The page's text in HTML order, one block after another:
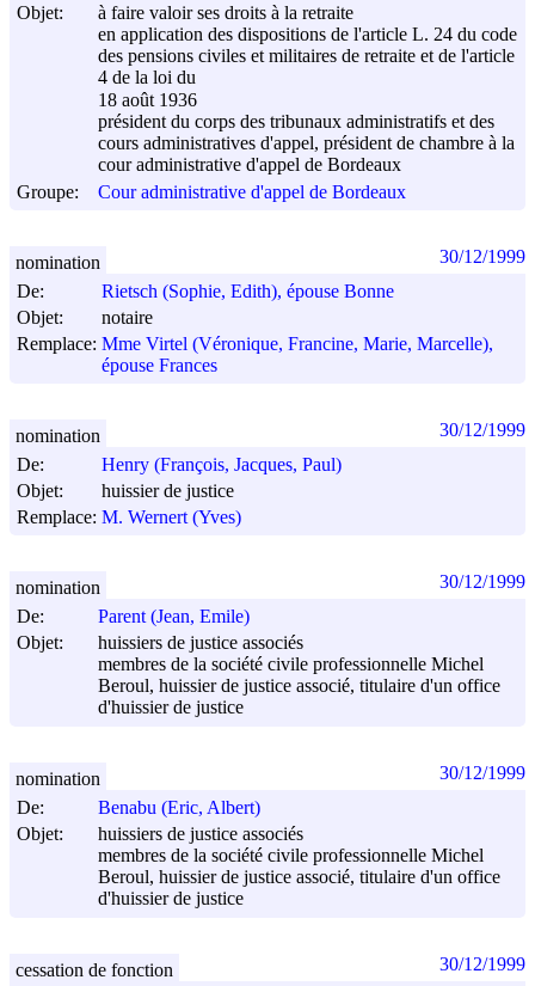
Objet:
à faire valoir ses droits à la retraite
en application des dispositions de l'article L. 24 du code
des pensions civiles et militaires de retraite et de l'article
4 de la loi du
18 août 1936
président du corps des tribunaux administratifs et des
cours administratives d'appel, président de chambre à la
cour administrative d'appel de Bordeaux
Groupe:
Cour administrative d'appel de Bordeaux
De:
Rietsch (Sophie, Edith), épouse Bonne
Objet:
notaire
Remplace: Mme Virtel (Véronique, Francine, Marie, Marcelle),
épouse Frances
nomination 30/12/1999
De:
Henry (François, Jacques, Paul)
Objet:
huissier de justice
Remplace: M. Wernert (Yves)
nomination 30/12/1999
De:
Parent (Jean, Emile)
Objet:
huissiers de justice associés
membres de la société civile professionnelle Michel
Beroul, huissier de justice associé, titulaire d'un office
d'huissier de justice
nomination 30/12/1999
De:
Benabu (Eric, Albert)
Objet:
huissiers de justice associés
membres de la société civile professionnelle Michel
Beroul, huissier de justice associé, titulaire d'un office
d'huissier de justice
nomination 30/12/1999
cessation de fonction 30/12/1999